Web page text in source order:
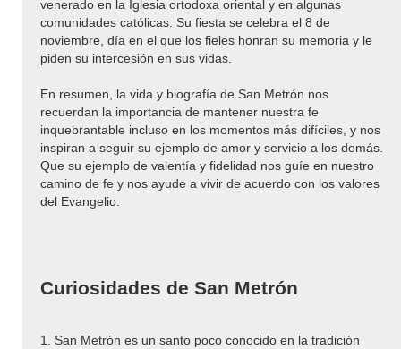
venerado en la Iglesia ortodoxa oriental y en algunas
comunidades católicas. Su fiesta se celebra el 8 de
noviembre, día en el que los fieles honran su memoria y le
piden su intercesión en sus vidas.
En resumen, la vida y biografía de San Metrón nos
recuerdan la importancia de mantener nuestra fe
inquebrantable incluso en los momentos más difíciles, y nos
inspiran a seguir su ejemplo de amor y servicio a los demás.
Que su ejemplo de valentía y fidelidad nos guíe en nuestro
camino de fe y nos ayude a vivir de acuerdo con los valores
del Evangelio.
Curiosidades de San Metrón
1. San Metrón es un santo poco conocido en la tradición